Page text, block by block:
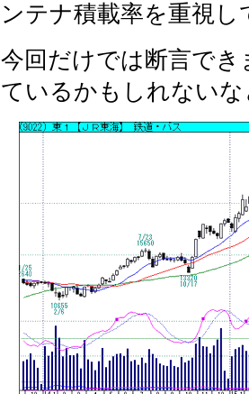
ンテナ積載率を重視し
今回だけでは断言で
ているかもしれない